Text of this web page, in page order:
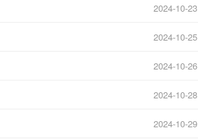
2024-10-23
2024-10-25
2024-10-26
2024-10-28
2024-10-29